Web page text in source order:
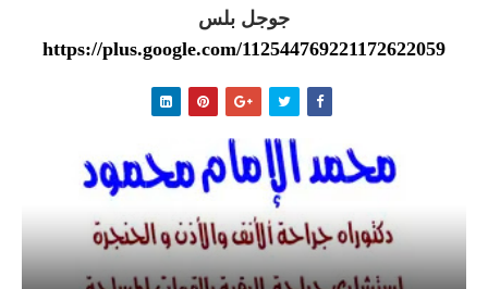
جوجل بلس
https://plus.google.com/112544769221172622059